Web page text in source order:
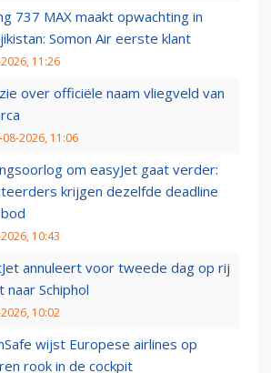
737 MAX maakt opwachting in
Somon Air eerste klant
11:26
over officiële naam vliegveld van
08-2026, 11:06
om easyJet gaat verder:
krijgen dezelfde deadline
10:43
annuleert voor tweede dag op rij
naar Schiphol
10:02
wijst Europese airlines op
rook in de cockpit